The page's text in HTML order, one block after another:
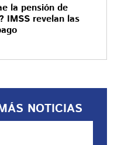
la pensión de
IMSS revelan las
NOTICIAS